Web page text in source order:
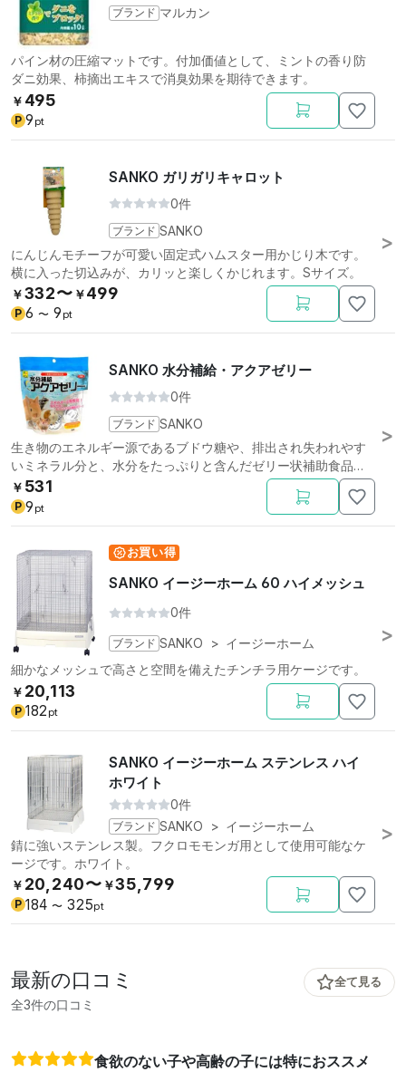
ブランド マルカン
パイン材の圧縮マットです。付加価値として、ミントの香り防
ダニ効果、柿摘出エキスで消臭効果を期待できます。
￥ 495
P 9 pt
SANKO ガリガリキャロット
0件
ブランド SANKO
にんじんモチーフが可愛い固定式ハムスター用かじり木です。
横に入った切込みが、カリッと楽しくかじれます。Sサイズ。
￥332〜 ￥499
P 6 〜 9 pt
SANKO 水分補給・アクアゼリー
0件
ブランド SANKO
生き物のエネルギー源であるブドウ糖や、排出され失われやす
いミネラル分と、水分をたっぷりと含んだゼリー状補助食品で
す。ウサギ用。
￥ 531
P 9 pt
お買い得
SANKO イージーホーム 60 ハイメッシュ
0件
ブランド SANKO > イージーホーム
細かなメッシュで高さと空間を備えたチンチラ用ケージです。
￥ 20,113
P 182 pt
SANKO イージーホーム ステンレス ハイ
ホワイト
0件
ブランド SANKO > イージーホーム
錆に強いステンレス製。フクロモモンガ用として使用可能なケ
ージです。ホワイト。
￥ 20,240〜 ￥35,799
P 184 〜 325pt
最新の口コミ
全3件の口コミ
全て見る
食欲のない子や高齢の子には特におススメ